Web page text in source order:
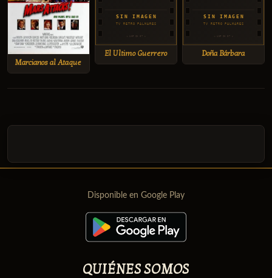
Marcianos al Ataque
El Ultimo Guerrero Doña Bárbara
Disponible en Google Play
QUIÉNES SOMOS